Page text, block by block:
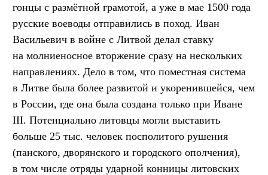
гонцы с размётной грамотой, а уже в мае 1500 года
русские воеводы отправились в поход. Иван
Васильевич в войне с Литвой делал ставку
на молниеносное вторжение сразу на нескольких
направлениях. Дело в том, что поместная система
в Литве была более развитой и укоренившейся, чем
в России, где она была создана только при Иване
III. Потенциально литовцы могли выставить
больше 25 тыс. человек посполитого рушения
(панского, дворянского и городского ополчения),
в том числе отряды ударной конницы литовских